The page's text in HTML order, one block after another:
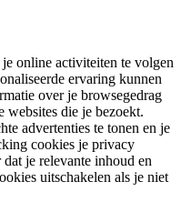
online activiteiten te volgen
ervaring kunnen
over je browsegedrag
websites die je bezoekt.
advertenties te tonen en je
cookies je privacy
je relevante inhoud en
uitschakelen als je niet